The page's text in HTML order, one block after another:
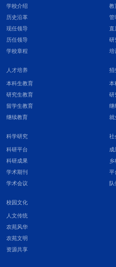
学校介绍
历史沿革
现任领导
历任领导
学校章程
教
管
直
研
培
人才培养
本科生教育
研究生教育
留学生教育
继续教育
招
本
研
继
就
科学研究
科研平台
科研成果
学术期刊
学术会议
社
成
平
队
校园文化
人文传统
农苑风华
农苑文明
资源共享